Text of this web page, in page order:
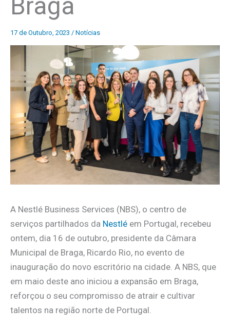
17 de Outubro, 2023 / Notícias
A Nestlé Business Services (NBS), o centro de
serviços partilhados da Nestlé em Portugal, recebeu
ontem, dia 16 de outubro, presidente da Câmara
Municipal de Braga, Ricardo Rio, no evento de
inauguração do novo escritório na cidade. A NBS, que
em maio deste ano iniciou a expansão em Braga,
reforçou o seu compromisso de atrair e cultivar
talentos na região norte de Portugal.